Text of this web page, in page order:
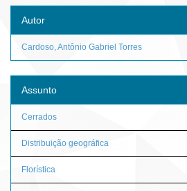
Autor
Cardoso, Antônio Gabriel Torres
Assunto
Cerrados
Distribuição geográfica
Florística